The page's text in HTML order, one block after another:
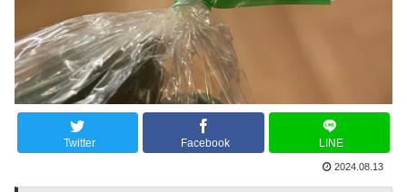
Twitter Facebook LINE
2024.08.13